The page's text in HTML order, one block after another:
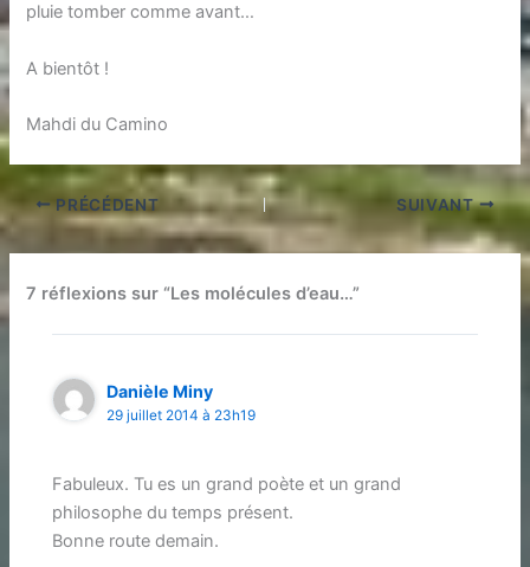
pluie tomber comme avant…
A bientôt !
Mahdi du Camino
PRÉCÉDENT SUIVANT
7 réflexions sur “Les molécules d’eau…”
Danièle Miny
29 juillet 2014 à 23h19
Fabuleux. Tu es un grand poète et un grand
philosophe du temps présent.
Bonne route demain.